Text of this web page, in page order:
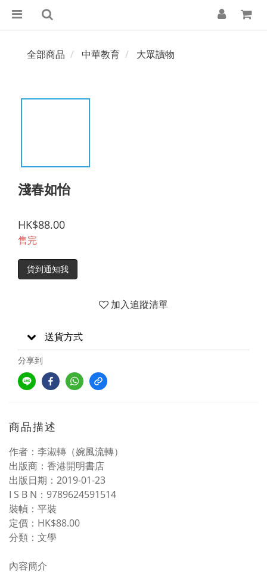
全部商品 中華教育 大眾讀物
淺春如怡
HK$88.00
售完
貨到通知我
加入追蹤清單
送貨方式
分享到
商品描述
作者：李淑轉（婉風流轉）
出版商：香港開明書店
出版日期：2019-01-23
I S B N：9789624591514
裝幀：平裝
定價：HK$88.00
分類：文學
內容簡介